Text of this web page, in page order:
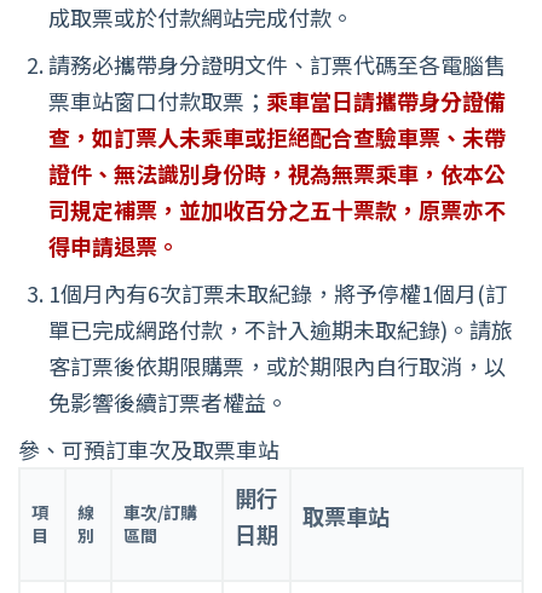
成取票或於付款網站完成付款。
請務必攜帶身分證明文件、訂票代碼至各電腦售
票車站窗口付款取票； 乘車當日請攜帶身分證備
查，如訂票人未乘車或拒絕配合查驗車票、未帶
證件、無法識別身份時，視為無票乘車，依本公
司規定補票，並加收百分之五十票款，原票亦不
得申請退票。
1個月內有6次訂票未取紀錄，將予停權1個月(訂
單已完成網路付款，不計入逾期未取紀錄)。請旅
客訂票後依期限購票，或於期限內自行取消，以
免影響後續訂票者權益。
參、可預訂車次及取票車站
項
目
線
別
車次/訂購
區間
開行
日期
取票車站